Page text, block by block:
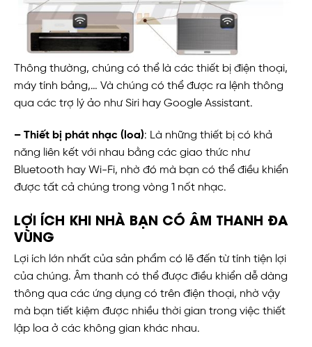
Thông thường, chúng có thể là các thiết bị điện thoại,
máy tính bảng,… Và chúng có thể được ra lệnh thông
qua các trợ lý ảo như Siri hay Google Assistant.
– Thiết bị phát nhạc (loa): Là những thiết bị có khả
năng liên kết với nhau bằng các giao thức như
Bluetooth hay Wi-Fi, nhờ đó mà bạn có thể điều khiển
được tất cả chúng trong vòng 1 nốt nhạc.
LỢI ÍCH KHI NHÀ BẠN CÓ ÂM THANH ĐA
VÙNG
Lợi ích lớn nhất của sản phẩm có lẽ đến từ tính tiện lợi
của chúng. Âm thanh có thể được điều khiển dễ dàng
thông qua các ứng dụng có trên điện thoại, nhờ vậy
mà bạn tiết kiệm được nhiều thời gian trong việc thiết
lập loa ở các không gian khác nhau.